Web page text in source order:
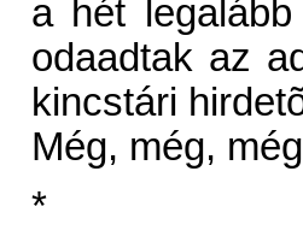
a hét
odaadtak az
kincstári
Még, még,
*